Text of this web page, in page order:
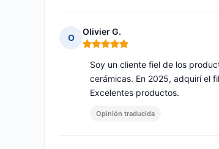
O
Olivier G.
Nota: 5 de 5
Soy un cliente fiel de los
cerámicas. En 2025, adquirí el
Excelentes productos.
Opinión traducida